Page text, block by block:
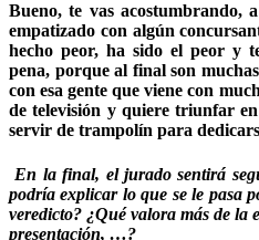
Bueno, te vas acostumbrando,
empatizado con algún
hecho peor, ha sido el peor y
pena, porque al final son
con esa gente que viene con
de televisión y quiere triunfar
servir de trampolín para
En la final, el jurado sentirá
podría explicar lo que se le pasa
veredicto? ¿Qué valora más de la
presentación, …?